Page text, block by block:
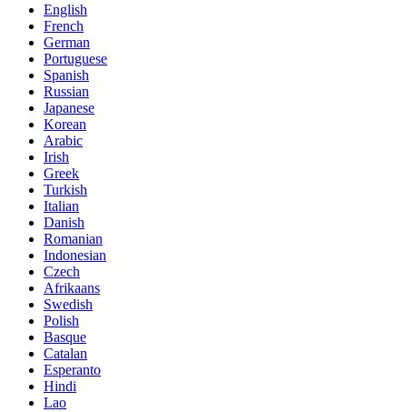
English
French
German
Portuguese
Spanish
Russian
Japanese
Korean
Arabic
Irish
Greek
Turkish
Italian
Danish
Romanian
Indonesian
Czech
Afrikaans
Swedish
Polish
Basque
Catalan
Esperanto
Hindi
Lao